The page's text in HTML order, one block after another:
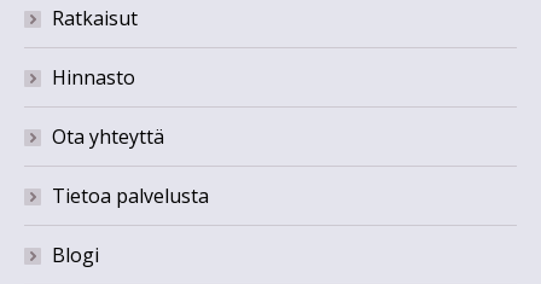
Ratkaisut
Hinnasto
Ota yhteyttä
Tietoa palvelusta
Blogi